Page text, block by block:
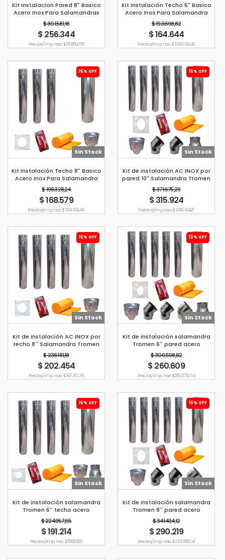
Kit Instalacion Pared 8" Basico
Acero Inox Para Salamandras
Tromen
$ 301.581,18
$ 256.344
Precio s/imp. nac. $ 211.854,55
Kit Instalación Techo 6" Basico
Acero Inox Para Salamandra
Tromen
$ 193.698,82
$ 164.644
Precio s/imp. nac. $ 136.069,42
15% OFF
Sin Stock
Kit Instalación Techo 8" Basico
Acero Inox Para Salamandra
Tromen
$ 198.328,24
$ 168.579
Precio s/imp. nac. $ 139.321,49
15% OFF
Sin Stock
Kit de instalación AC INOX por
pared 10" Salamandra Tromen
$ 371.675,29
$ 315.924
Precio s/imp. nac. $ 261.094,21
15% OFF
Sin Stock
Kit de instalación AC INOX por
techo 8'' Salamandra Tromen
$ 238.181,18
$ 202.454
Precio s/imp. nac. $ 167.317,36
15% OFF
Sin Stock
Kit de instalación salamandra
Tromen 6'' pared acero
inoxidable
$ 306.598,82
$ 260.609
Precio s/imp. nac. $ 215.379,34
15% OFF
Sin Stock
Kit de instalación salamandra
Tromen 6'' techo acero
inoxidable
$ 224.957,65
$ 191.214
Precio s/imp. nac. $ 158.028,1
15% OFF
Sin Stock
Kit de instalación salamandra
Tromen 8'' pared acero
inoxidable
$ 341.434,12
$ 290.219
Precio s/imp. nac. $ 239.850,41